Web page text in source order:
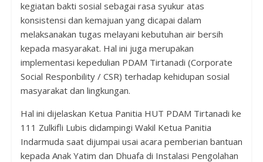
kegiatan bakti sosial sebagai rasa syukur atas
konsistensi dan kemajuan yang dicapai dalam
melaksanakan tugas melayani kebutuhan air bersih
kepada masyarakat. Hal ini juga merupakan
implementasi kepedulian PDAM Tirtanadi (Corporate
Social Responbility / CSR) terhadap kehidupan sosial
masyarakat dan lingkungan.
Hal ini dijelaskan Ketua Panitia HUT PDAM Tirtanadi ke
111 Zulkifli Lubis didampingi Wakil Ketua Panitia
Indarmuda saat dijumpai usai acara pemberian bantuan
kepada Anak Yatim dan Dhuafa di Instalasi Pengolahan